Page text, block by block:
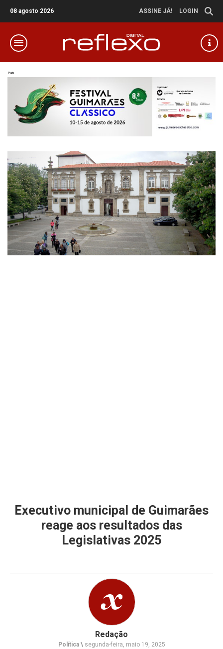
08 agosto 2026 ASSINE JÁ! LOGIN
Pub
Executivo municipal de Guimarães
reage aos resultados das
Legislativas 2025
Redação
Política \segunda-feira, maio 19, 2025